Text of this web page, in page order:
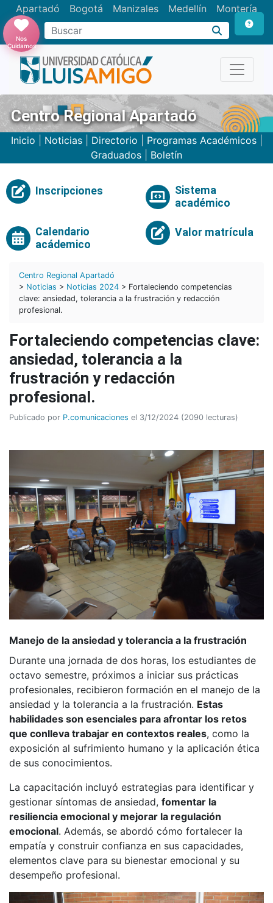
Apartadó Bogotá Manizales Medellín Montería
Nos
Cuidamos
Centro Regional Apartadó
Inicio Noticias| Directorio Programas Académicos|
Graduados
Boletín
Inscripciones
Sistema
académico
Calendario
acádemico
Valor matrícula
Centro Regional Apartadó
> Noticias > Noticias 2024 > Fortaleciendo competencias
clave: ansiedad, tolerancia a la frustración y redacción
profesional.
Fortaleciendo competencias clave:
ansiedad, tolerancia a la
frustración y redacción
profesional.
Publicado por P.comunicaciones el 3/12/2024 (2090 lecturas)
Manejo de la ansiedad y tolerancia a la frustración
Durante una jornada de dos horas, los estudiantes de
octavo semestre, próximos a iniciar sus prácticas
profesionales, recibieron formación en el manejo de la
ansiedad y la tolerancia a la frustración. Estas
habilidades son esenciales para afrontar los retos
que conlleva trabajar en contextos reales, como la
exposición al sufrimiento humano y la aplicación ética
de sus conocimientos.
La capacitación incluyó estrategias para identificar y
gestionar síntomas de ansiedad, fomentar la
resiliencia emocional y mejorar la regulación
emocional. Además, se abordó cómo fortalecer la
empatía y construir confianza en sus capacidades,
elementos clave para su bienestar emocional y su
desempeño profesional.